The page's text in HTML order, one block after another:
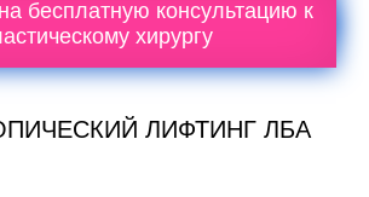
бесплатную консультацию к
хирургу
ЛИФТИНГ ЛБА